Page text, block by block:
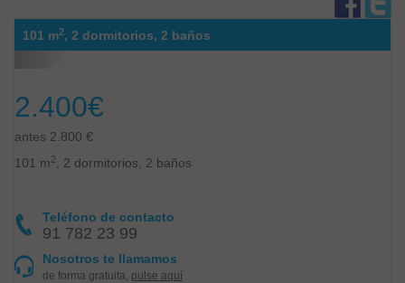
101 m2, 2 dormitorios, 2 baños
2.400€
antes 2.800 €
101 m2 , 2 dormitorios, 2 baños
Teléfono de contacto
91 782 23 99
Nosotros te llamamos
de forma gratuita, pulse aquí